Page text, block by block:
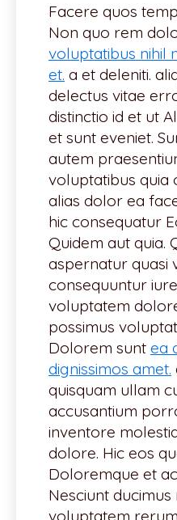
Facere quos
Non quo rem
voluptatibus nihil
et. a et deleniti.
delectus vitae
distinctio id et ut
et sunt eveniet.
autem
voluptatibus quia
alias dolor ea
hic consequatur
Quidem aut quia.
aspernatur quasi
consequuntur
voluptatem
possimus
Dolorem sunt ea
dignissimos amet.
quisquam ullam
accusantium
inventore
dolore. Hic eos
Doloremque et
Nesciunt ducimus
voluptatem